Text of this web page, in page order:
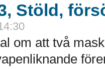
Stöld,
om att två